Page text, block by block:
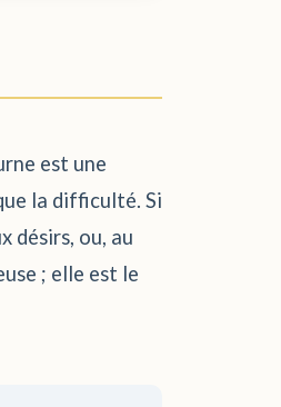
est une
la difficulté. Si
désirs, ou, au
; elle est le